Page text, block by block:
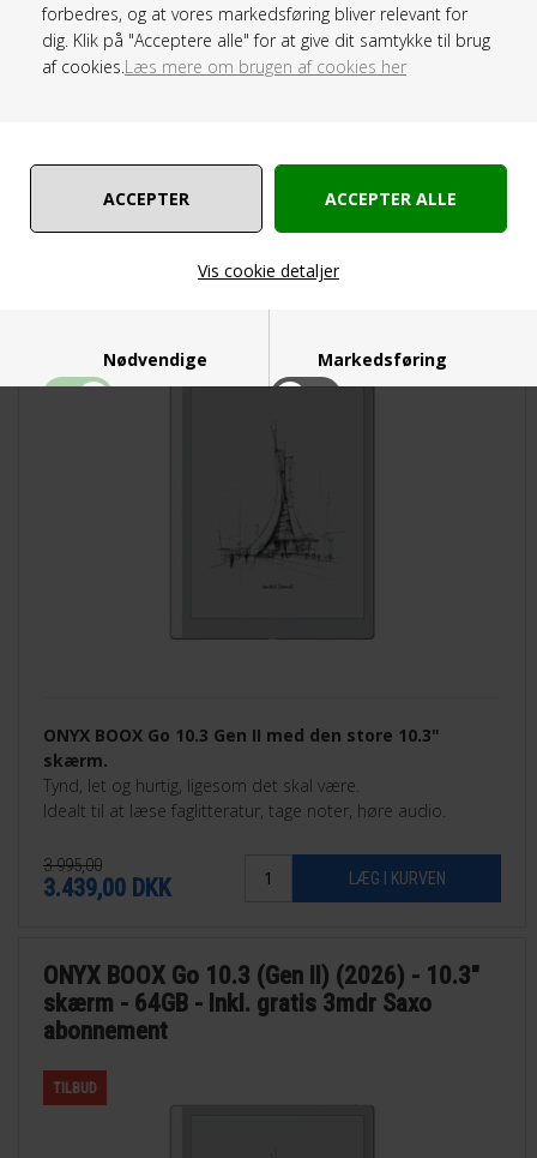
forbedres, og at vores markedsføring bliver relevant for
dig. Klik på "Acceptere alle" for at give dit samtykke til brug
af cookies.Læs mere om brugen af cookies her
Vis cookie detaljer
Nødvendige Markedsføring
ONYX BOOX Note Air 5 C med 10.3" farveskærm.
Med indbygget lys og behagelige e-ink skærm.
Idealt til at læse faglitteratur, tage noter, høre audio.
3.819,00 DKK
10.3" skærm - 64GB - Inkl. gratis 3mdr Saxo
ONYX BOOX Go 10.3 Gen II med den store 10.3"
skærm.
Tynd, let og hurtig, ligesom det skal være.
Idealt til at læse faglitteratur, tage noter, høre audio.
3.995,00
3.439,00 DKK
ONYX BOOX Go 10.3 (Gen II) (2026) - 10.3"
skærm - 64GB - Inkl. gratis 3mdr Saxo
abonnement
TILBUD